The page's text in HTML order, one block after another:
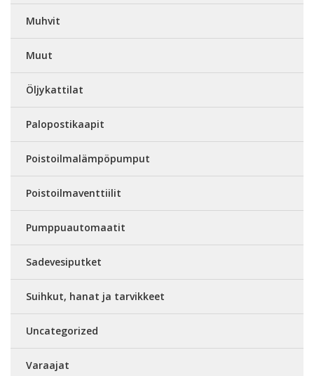
Muhvit
Muut
Öljykattilat
Palopostikaapit
Poistoilmalämpöpumput
Poistoilmaventtiilit
Pumppuautomaatit
Sadevesiputket
Suihkut, hanat ja tarvikkeet
Uncategorized
Varaajat